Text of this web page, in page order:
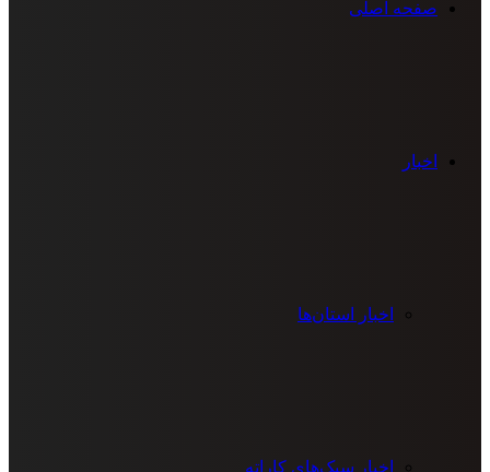
صفحه اصلی
اخبار
اخبار استان‌ها
اخبار سبک‌های کاراته